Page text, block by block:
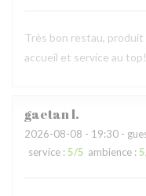
Très bon restau,
accueil et service au top!
gaetanI
2026-08-08 - 19:30 -
service : 5/5 ambience : 5